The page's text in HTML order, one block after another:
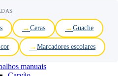
Ceras Guache
Marcadores escolares
manuais